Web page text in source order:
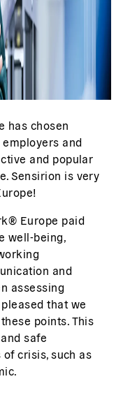
has chosen
and
and popular
Sensirion is very
Europe paid
well-being,
and
assessing
that we
points. This
safe
crisis, such as